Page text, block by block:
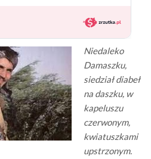
Niedaleko
Damaszku,
siedział diabeł
na daszku, w
kapeluszu
czerwonym,
kwiatuszkami
upstrzonym.